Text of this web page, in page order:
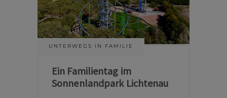
UNTERWEGS IN FAMILIE
Ein Familientag im
Sonnenlandpark Lichtenau